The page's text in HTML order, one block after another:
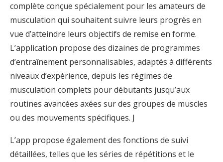
complète conçue spécialement pour les amateurs de
musculation qui souhaitent suivre leurs progrès en
vue d’atteindre leurs objectifs de remise en forme.
L’application propose des dizaines de programmes
d’entraînement personnalisables, adaptés à différents
niveaux d’expérience, depuis les régimes de
musculation complets pour débutants jusqu’aux
routines avancées axées sur des groupes de muscles
ou des mouvements spécifiques. J
L’app propose également des fonctions de suivi
détaillées, telles que les séries de répétitions et le